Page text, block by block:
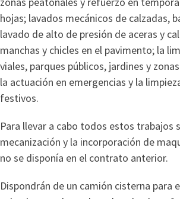
hojas; lavados mecánicos de calzadas,
lavado de alto de presión de aceras y
manchas y chicles en el pavimento; la
viales, parques públicos, jardines y
la actuación en emergencias y la
festivos.
Para llevar a cabo todos estos trabajos
mecanización y la incorporación de
no se disponía en el contrato anterior.
Dispondrán de un camión cisterna para